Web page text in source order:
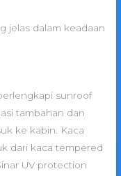
jelas dalam keadaan
sunroof
tambahan dan
ke kabin. Kaca
dari kaca tempered
UV protection